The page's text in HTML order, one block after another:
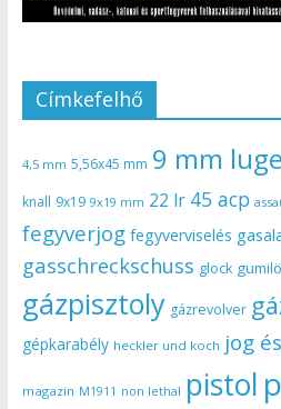
Címkefelhő
4,5 mm 5,56x45 mm 9 mm
knall 9x19 9x19 mm 22 lr 45 acp
fegyverjog fegyverviselés
gasschreckschuss glock
gázpisztoly gázrevolver
gépkarabély heckler und koch jog
magazin M1911 non lethal pistol